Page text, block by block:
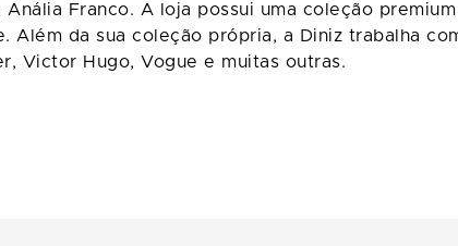
Franco. A loja possui uma coleção
da sua coleção própria, a Diniz trabalha
Victor Hugo, Vogue e muitas outras.